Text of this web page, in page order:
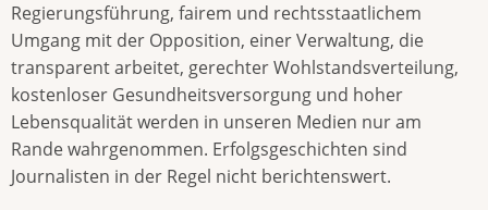
Regierungsführung, fairem und rechtsstaatlichem
Umgang mit der Opposition, einer Verwaltung, die
transparent arbeitet, gerechter Wohlstandsverteilung,
kostenloser Gesundheitsversorgung und hoher
Lebensqualität werden in unseren Medien nur am
Rande wahrgenommen. Erfolgsgeschichten sind
Journalisten in der Regel nicht berichtenswert.